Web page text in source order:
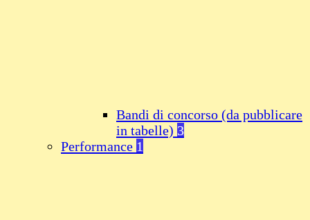
Bandi di concorso (da pubblicare
in tabelle) 3
Performance 1